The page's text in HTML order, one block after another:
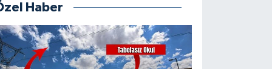
Haber